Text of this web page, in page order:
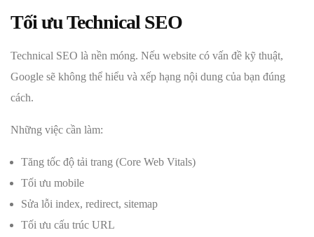
Tối ưu Technical SEO
Technical SEO là nền móng. Nếu website có vấn đề kỹ thuật,
Google sẽ không thể hiểu và xếp hạng nội dung của bạn đúng
cách.
Những việc cần làm:
Tăng tốc độ tải trang (Core Web Vitals)
Tối ưu mobile
Sửa lỗi index, redirect, sitemap
Tối ưu cấu trúc URL